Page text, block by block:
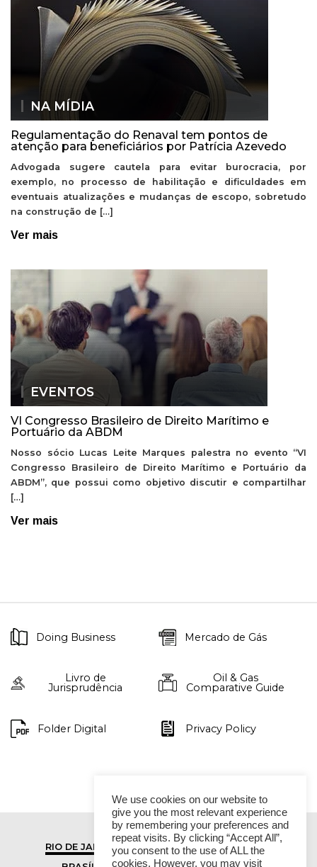
NA MÍDIA
Regulamentação do Renaval tem pontos de
atenção para beneficiários por Patrícia Azevedo
Advogada sugere cautela para evitar burocracia, por
exemplo, no processo de habilitação e dificuldades em
eventuais atualizações e mudanças de escopo, sobretudo
na construção de […]
Ver mais
EVENTOS
VI Congresso Brasileiro de Direito Marítimo e
Portuário da ABDM
Nosso sócio Lucas Leite Marques palestra no evento “VI
Congresso Brasileiro de Direito Marítimo e Portuário da
ABDM”, que possui como objetivo discutir e compartilhar
[…]
Ver mais
Doing Business Mercado de Gás
Livro de
Jurisprudência
Oil & Gas
Comparative Guide
Folder Digital Privacy Policy
RIO DE JANEIRO
SÃO PAULO
We use cookies on our website to
give you the most relevant experience
by remembering your preferences and
repeat visits. By clicking “Accept All”,
you consent to the use of ALL the
cookies. However, you may visit